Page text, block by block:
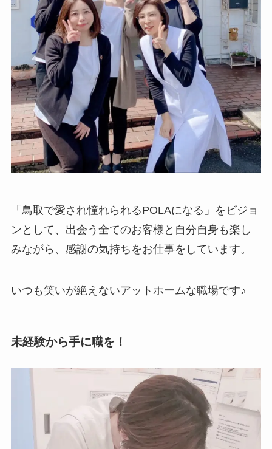
「鳥取で愛され憧れられるPOLAになる」をビジョ
ンとして、出会う全てのお客様と自分自身も楽し
みながら、感謝の気持ちをお仕事をしています。
いつも笑いが絶えないアットホームな職場です♪
未経験から手に職を！